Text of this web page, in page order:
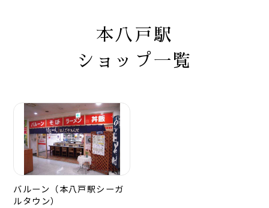
本八戸駅
ショップ一覧
バルーン（本八戸駅シーガ
ルタウン）